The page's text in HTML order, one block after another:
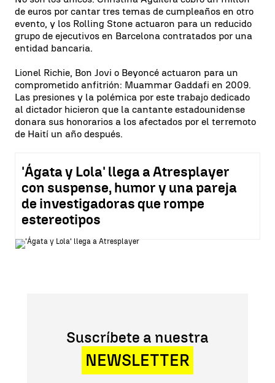
de euros por cantar tres temas de cumpleaños en otro
evento, y los Rolling Stone actuaron para un reducido
grupo de ejecutivos en Barcelona contratados por una
entidad bancaria.
Lionel Richie, Bon Jovi o Beyoncé actuaron para un
comprometido anfitrión: Muammar Gaddafi en 2009.
Las presiones y la polémica por este trabajo dedicado
al dictador hicieron que la cantante estadounidense
donara sus honorarios a los afectados por el terremoto
de Haití un año después.
'Ágata y Lola' llega a Atresplayer
con suspense, humor y una pareja
de investigadoras que rompe
estereotipos
Suscríbete a nuestra
NEWSLETTER